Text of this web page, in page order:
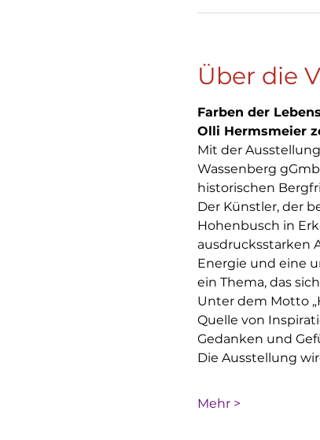
Über die
Farben der
Olli Hermsmeier
Mit der
Wassenberg
historischen
Der Künstler, der
Hohenbusch in
ausdrucksstarken
Energie und eine
ein Thema, das
Unter dem Motto
Quelle von
Gedanken und
Die Ausstellung
Mehr >